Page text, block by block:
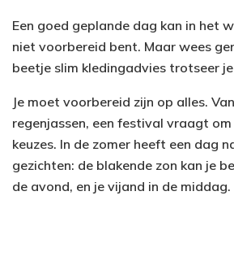
Een goed geplande dag kan in het
niet voorbereid bent. Maar wees
beetje slim kledingadvies trotseer
Je moet voorbereid zijn op alles.
regenjassen, een festival vraagt
keuzes. In de zomer heeft een dag
gezichten: de blakende zon kan je
de avond, en je vijand in de middag.